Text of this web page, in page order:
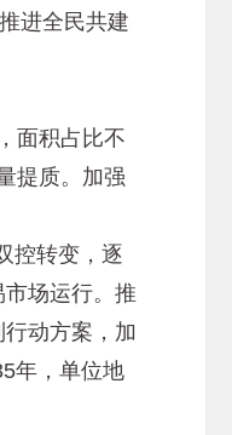
进全民共建
面积占比不
提质。加强
控转变，逐
场运行。推
动方案，加
年，单位地